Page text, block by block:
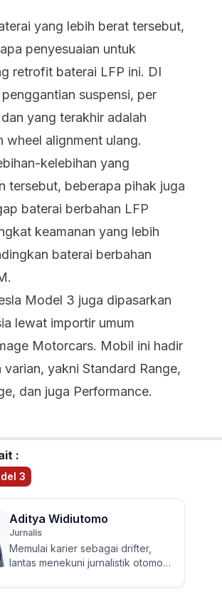
yang lebih berat tersebut,
penyesuaian untuk
retrofit baterai LFP ini. DI
suspensi, per
yang terakhir adalah
wheel alignment ulang.
kelebihan yang
tersebut, beberapa pihak juga
baterai berbahan LFP
keamanan yang lebih
baterai berbahan
Model 3 juga dipasarkan
lewat importir umum
Motorcars. Mobil ini hadir
varian, yakni Standard Range,
dan juga Performance.
:
3
Aditya Widiutomo
Jurnalis
Memulai karier sebagai drifter,
lantas menekuni jurnalistik otomotif
Walau sering mereview...